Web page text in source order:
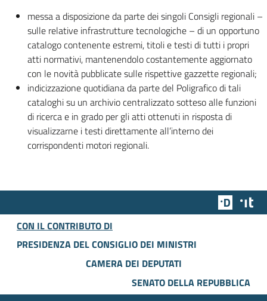
messa a disposizione da parte dei singoli Consigli regionali –
sulle relative infrastrutture tecnologiche – di un opportuno
catalogo contenente estremi, titoli e testi di tutti i propri
atti normativi, mantenendolo costantemente aggiornato
con le novità pubblicate sulle rispettive gazzette regionali;
indicizzazione quotidiana da parte del Poligrafico di tali
cataloghi su un archivio centralizzato sotteso alle funzioni
di ricerca e in grado per gli atti ottenuti in risposta di
visualizzarne i testi direttamente all’interno dei
corrispondenti motori regionali.
Team
CON IL CONTRIBUTO DI
PRESIDENZA DEL CONSIGLIO DEI MINISTRI
CAMERA DEI DEPUTATI
SENATO DELLA REPUBBLICA